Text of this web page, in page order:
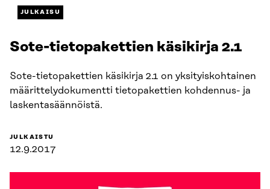
JULKAISU
Sote-tietopakettien käsikirja 2.1
Sote-tietopakettien käsikirja 2.1 on yksityiskohtainen
määrittelydokumentti tietopakettien kohdennus- ja
laskentasäännöistä.
JULKAISTU
12.9.2017